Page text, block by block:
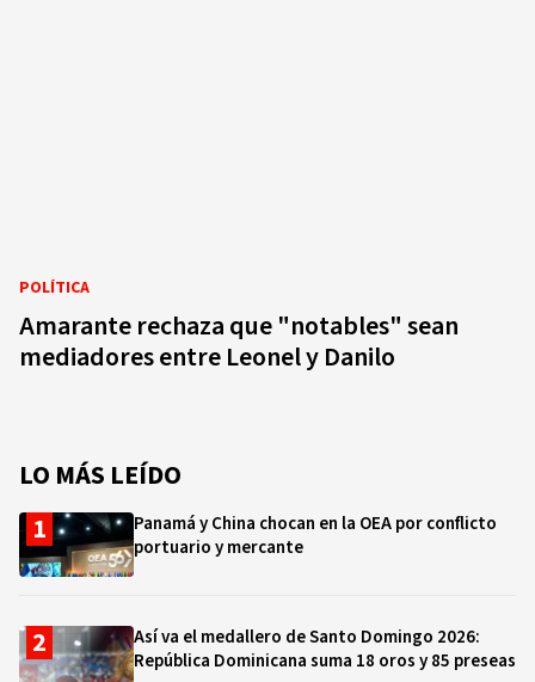
POLÍTICA
Amarante rechaza que "notables" sean
mediadores entre Leonel y Danilo
LO MÁS LEÍDO
Panamá y China chocan en la OEA por conflicto
portuario y mercante
Así va el medallero de Santo Domingo 2026:
República Dominicana suma 18 oros y 85 preseas